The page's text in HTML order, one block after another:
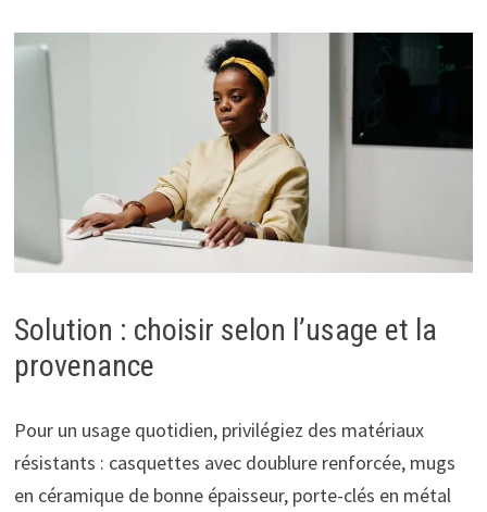
Solution : choisir selon l’usage et la
provenance
Pour un usage quotidien, privilégiez des matériaux
résistants : casquettes avec doublure renforcée, mugs
en céramique de bonne épaisseur, porte-clés en métal